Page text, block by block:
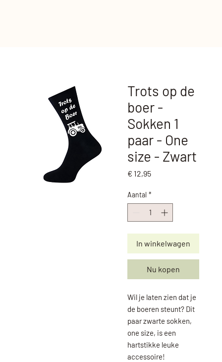
Trots op de
boer -
Sokken 1
paar - One
size - Zwart
€ 12,95Prijs
Aantal *
In winkelwagen
Nu kopen
Wil je laten zien dat je
de boeren steunt? Dit
paar zwarte sokken,
one size, is een
hartstikke leuke
accessoire!